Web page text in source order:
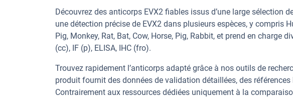
Découvrez des anticorps EVX2 fiables issus d’une large sélection
une détection précise de EVX2 dans plusieurs espèces, y compris
Pig, Monkey, Rat, Bat, Cow, Horse, Pig, Rabbit, et prend en charge
(cc), IF (p), ELISA, IHC (fro).
Trouvez rapidement l’anticorps adapté grâce à nos outils de
produit fournit des données de validation détaillées, des
Contrairement aux ressources dédiées uniquement à la